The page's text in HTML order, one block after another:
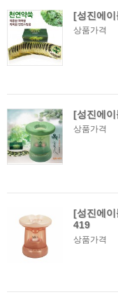
[성진에
상품가격
[성진에
상품가격
[성진에
419
상품가격